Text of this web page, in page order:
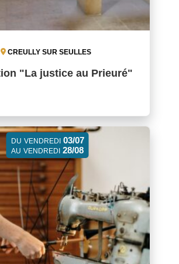
CREULLY SUR SEULLES
"La justice au Prieuré"
DU VENDREDI 03/07
AU VENDREDI 28/08